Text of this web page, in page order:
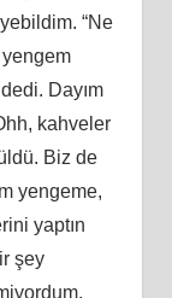
“Ne
Dayım
kahveler
Biz de
yengeme,
yaptın
şey